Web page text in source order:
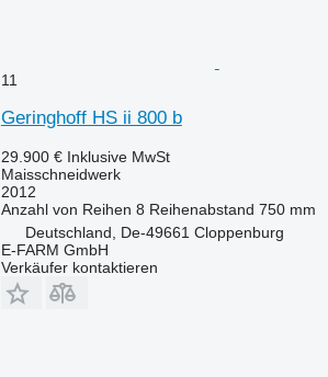
11
Geringhoff HS ii 800 b
29.900 € Inklusive MwSt
Maisschneidwerk
2012
Anzahl von Reihen 8 Reihenabstand 750 mm
Deutschland, De-49661 Cloppenburg
E-FARM GmbH
Verkäufer kontaktieren